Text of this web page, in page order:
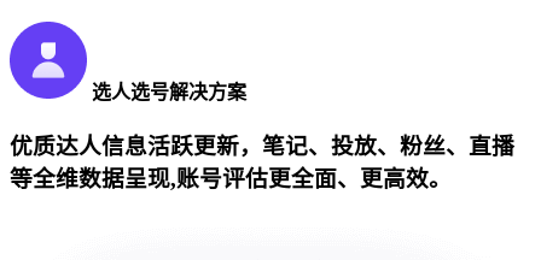
选人选号解决方案
优质达人信息活跃更新，笔记、投放、粉丝、直播
等全维数据呈现,账号评估更全面、更高效。